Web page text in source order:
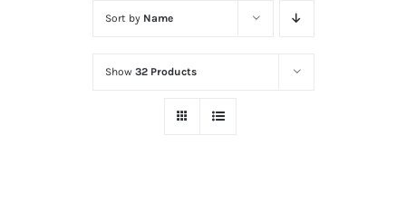
Sort by Name
Show 32 Products